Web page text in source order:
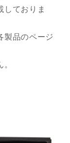
しておりま
製品のページ